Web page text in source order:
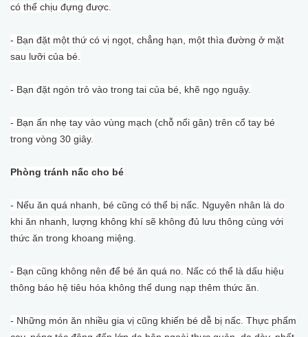
có thể chịu đựng được.
- Bạn đặt một thứ có vị ngọt, chẳng hạn, một thìa đường ở mặt
sau lưỡi của bé.
- Bạn đặt ngón trỏ vào trong tai của bé, khẽ ngọ nguậy.
- Bạn ấn nhẹ tay vào vùng mạch (chỗ nổi gân) trên cổ tay bé
trong vòng 30 giây.
Phòng tránh nấc cho bé
- Nếu ăn quá nhanh, bé cũng có thể bị nấc. Nguyên nhân là do
khi ăn nhanh, lượng không khí sẽ không đủ lưu thông cùng với
thức ăn trong khoang miệng.
- Bạn cũng không nên để bé ăn quá no. Nấc có thể là dấu hiệu
thông báo hệ tiêu hóa không thể dung nạp thêm thức ăn.
- Những món ăn nhiều gia vị cũng khiến bé dễ bị nấc. Thực phẩm